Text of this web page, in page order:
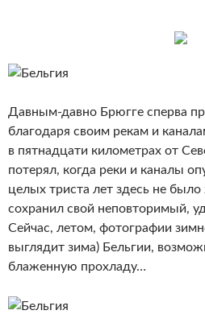
Давным-давно Брюгге сперва
благодаря своим рекам и
в пятнадцати километрах от
потерял, когда реки и каналы
целых триста лет здесь не
сохранил свой неповторимый,
Сейчас, летом, фотографии
выглядит зима) Бельгии,
блаженную прохладу…